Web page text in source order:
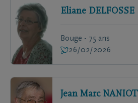
Eliane DELFOSSE
Bouge - 75 ans
26/02/2026
Jean Marc NANIOT